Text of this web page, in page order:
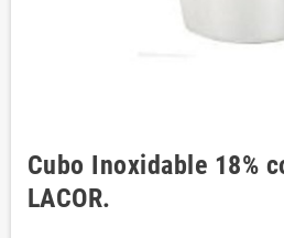
Cubo Inoxidable 18%
LACOR.